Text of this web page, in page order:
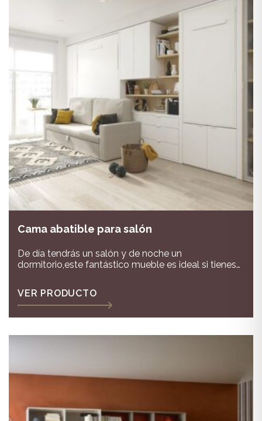
Cama abatible para salón
De día tendrás un salón y de noche un
dormitorio,este fantástico mueble es ideal si tienes
totalmente disimulada
VER PRODUCTO